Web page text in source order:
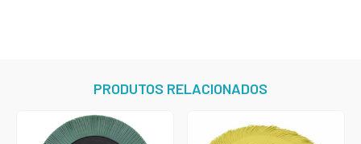
PRODUTOS RELACIONADOS